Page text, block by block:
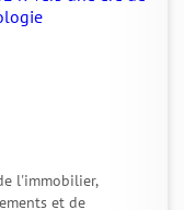
l'immobilier,
et de